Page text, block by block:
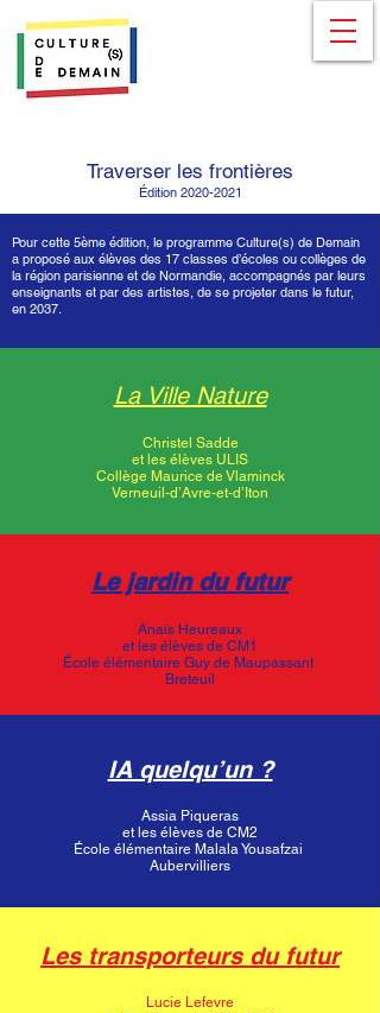
Traverser les frontières
Édition 2020-2021
Pour cette 5ème édition, le programme Culture(s) de Demain
a proposé aux élèves des 17 classes d’écoles ou collèges de
la région parisienne et de Normandie, accompagnés par leurs
enseignants et par des artistes, de se projeter dans le futur,
en 2037.
La Ville Nature
Christel Sadde
et les élèves ULIS
Collège Maurice de Vlaminck
Verneuil-d’Avre-et-d’Iton
Les transporteurs du futur
Lucie Lefevre
Le jardin du futur
Anaïs Heureaux
et les élèves de CM1
École élémentaire Guy de Maupassant
Breteuil
IA quelqu’un ?
Assia Piqueras
et les élèves de CM2
École élémentaire Malala Yousafzai
Aubervilliers